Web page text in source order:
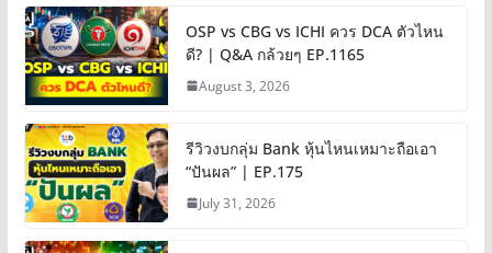
OSP vs CBG vs ICHI ควร DCA ตัวไหน
ดี? | Q&A กล้วยๆ EP.1165
August 3, 2026
รีวิวงบกลุ่ม Bank หุ้นไหนเหมาะถือเอา
“ปันผล” | EP.175
July 31, 2026